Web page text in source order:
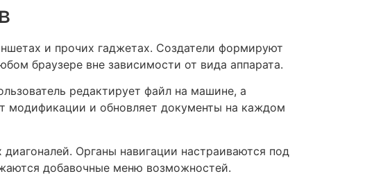
и прочих гаджетах. Создатели формируют
браузере вне зависимости от вида аппарата.
редактирует файл на машине, а
модификации и обновляет документы на каждом
Органы навигации настраиваются под
добавочные меню возможностей.